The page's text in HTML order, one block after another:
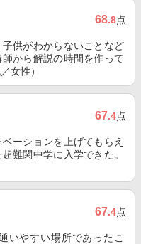
68.8点
供がわからないことなど
から解説の時間を作って
女性）
67.4点
ーションを上げてもらえ
難関中学に入学できた。
67.4点
いやすい場所であったこ